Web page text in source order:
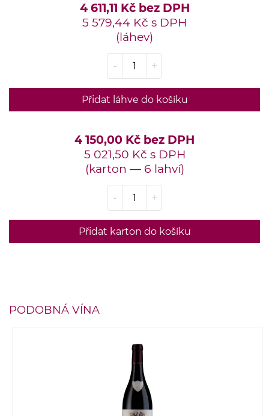
4 611,11 Kč bez DPH
5 579,44 Kč s DPH
(láhev)
- +
Přidat láhve do košíku
4 150,00 Kč bez DPH
5 021,50 Kč s DPH
(karton — 6 lahví)
- +
Přidat karton do košíku
PODOBNÁ VÍNA